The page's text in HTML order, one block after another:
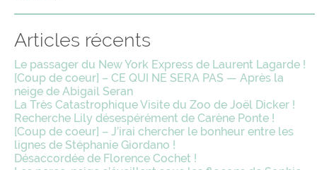
Articles récents
Le passager du New York Express de Laurent Lagarde !
[Coup de coeur] – CE QUI NE SERA PAS — Après la
neige de Abigail Seran
La Très Catastrophique Visite du Zoo de Joël Dicker !
Recherche Lily désespérément de Carène Ponte !
[Coup de coeur] – J’irai chercher le bonheur entre les
lignes de Stéphanie Giordano !
Désaccordée de Florence Cochet !